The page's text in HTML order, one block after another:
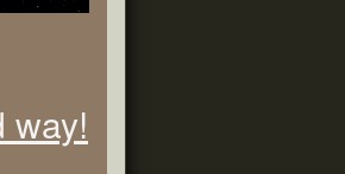
way!